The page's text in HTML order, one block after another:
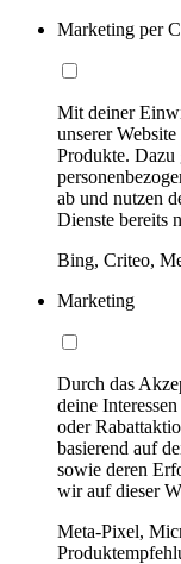
Marketing per
Mit deiner
unserer
Produkte. Dazu
ab und nutzen
Dienste bereits
Bing, Criteo,
Marketing
Durch das
deine
oder
basierend auf
sowie deren
wir auf dieser
Meta-Pixel,